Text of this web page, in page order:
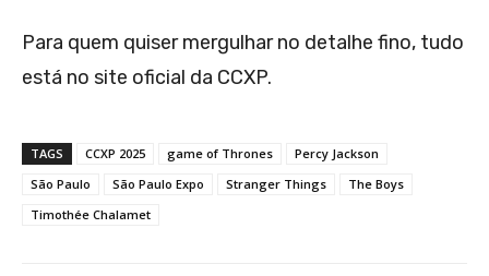
Para quem quiser mergulhar no detalhe fino, tudo
está no site oficial da CCXP.
TAGS CCXP 2025 game of Thrones
Percy Jackson
São Paulo
São Paulo Expo Stranger Things
The Boys
Timothée Chalamet